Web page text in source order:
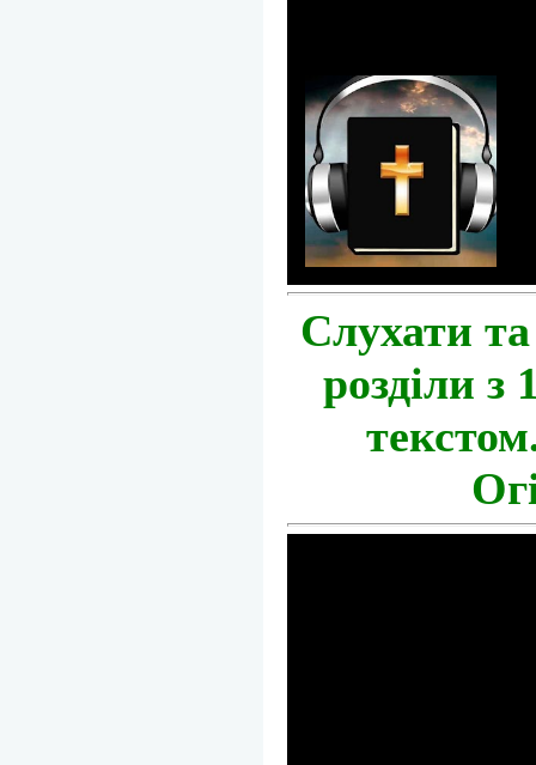
Слухати
розділи з